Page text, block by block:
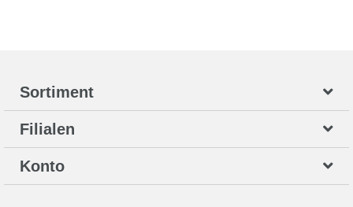
Sortiment
Filialen
Konto